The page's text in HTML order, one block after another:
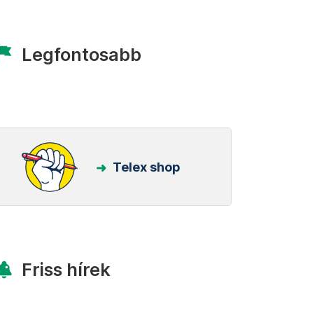
Legfontosabb
Telex shop
Friss hírek